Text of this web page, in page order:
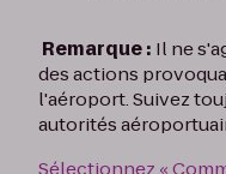
Remarque : Il ne
des actions
l'aéroport. Suivez
autorités
Sélectionnez «